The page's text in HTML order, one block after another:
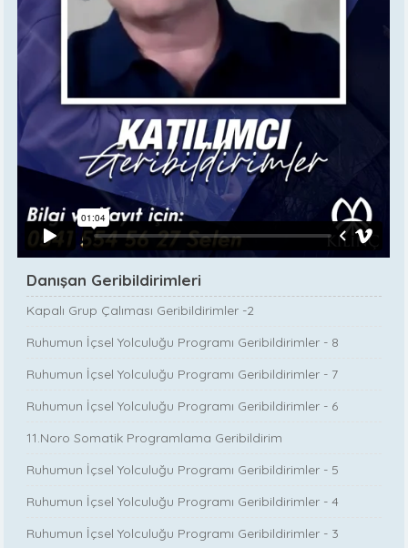
Danışan Geribildirimleri
Kapalı Grup Çalıması Geribildirimler -2
Ruhumun İçsel Yolculuğu Programı Geribildirimler - 8
Ruhumun İçsel Yolculuğu Programı Geribildirimler - 7
Ruhumun İçsel Yolculuğu Programı Geribildirimler - 6
11.Noro Somatik Programlama Geribildirim
Ruhumun İçsel Yolculuğu Programı Geribildirimler - 5
Ruhumun İçsel Yolculuğu Programı Geribildirimler - 4
Ruhumun İçsel Yolculuğu Programı Geribildirimler - 3